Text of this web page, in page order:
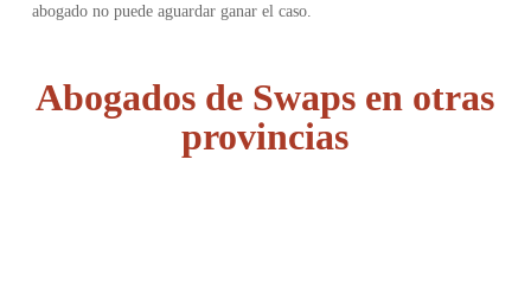
abogado no puede aguardar ganar el caso.
Abogados de Swaps en otras
provincias